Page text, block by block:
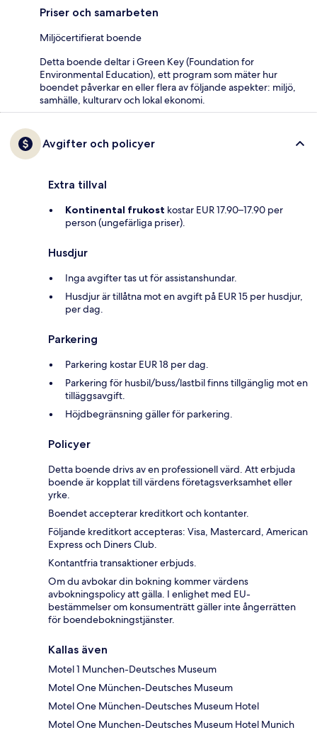
Priser och samarbeten
Miljöcertifierat boende
Detta boende deltar i Green Key (Foundation for
Environmental Education), ett program som mäter hur
boendet påverkar en eller flera av följande aspekter: miljö,
samhälle, kulturarv och lokal ekonomi.
Avgifter och policyer
Extra tillval
Kontinental frukost kostar EUR 17.90–17.90 per
person (ungefärliga priser).
Husdjur
Inga avgifter tas ut för assistanshundar.
Husdjur är tillåtna mot en avgift på EUR 15 per husdjur,
per dag.
Parkering
Parkering kostar EUR 18 per dag.
Parkering för husbil/buss/lastbil finns tillgänglig mot en
tilläggsavgift.
Höjdbegränsning gäller för parkering.
Policyer
Detta boende drivs av en professionell värd. Att erbjuda
boende är kopplat till värdens företagsverksamhet eller
yrke.
Boendet accepterar kreditkort och kontanter.
Följande kreditkort accepteras: Visa, Mastercard, American
Express och Diners Club.
Kontantfria transaktioner erbjuds.
Om du avbokar din bokning kommer värdens
avbokningspolicy att gälla. I enlighet med EU-
bestämmelser om konsumenträtt gäller inte ångerrätten
för boendebokningstjänster.
Kallas även
Motel 1 Munchen-Deutsches Museum
Motel One München-Deutsches Museum
Motel One München-Deutsches Museum Hotel
Motel One Munchen-Deutsches Museum Hotel Munich